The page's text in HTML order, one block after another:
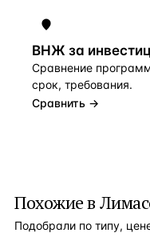
ВНЖ за
Сравнение
срок, требования.
Сравнить →
Похожие в
Подобрали по типу,